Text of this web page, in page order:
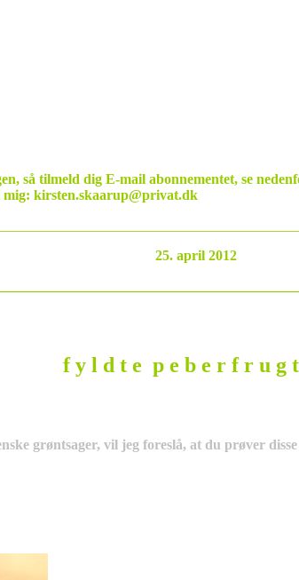
så tilmeld dig E-mail abonnementet, se
mig: kirsten.skaarup@privat.dk
25. april 2012
f y l d t e p e b e r f r u g
grøntsager, vil jeg foreslå, at du prøver